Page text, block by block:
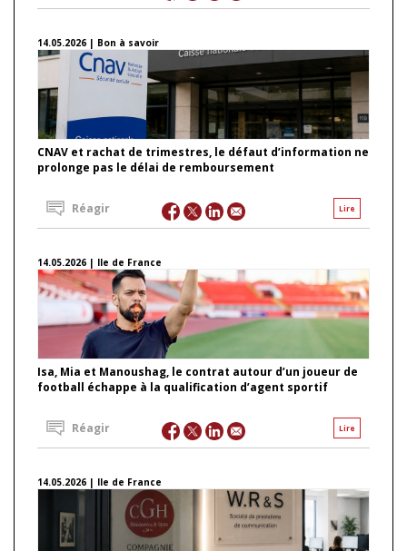
14.05.2026 | Bon à savoir
CNAV et rachat de trimestres, le défaut d’information ne
prolonge pas le délai de remboursement
Lire
Réagir
14.05.2026 | Ile de France
Isa, Mia et Manoushag, le contrat autour d’un joueur de
football échappe à la qualification d’agent sportif
Lire
Réagir
14.05.2026 | Ile de France